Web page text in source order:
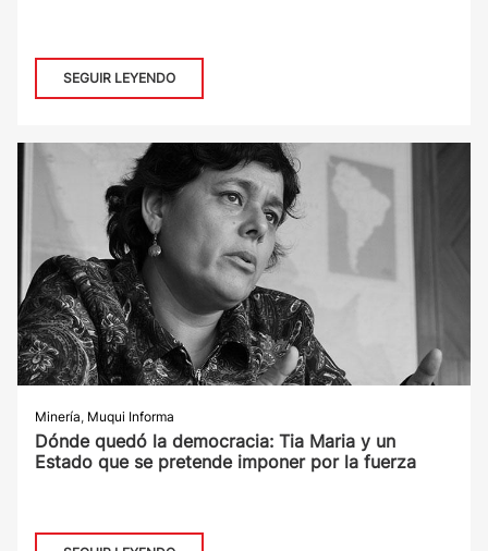
SEGUIR LEYENDO
Minería, Muqui Informa
Dónde quedó la democracia: Tia Maria y un
Estado que se pretende imponer por la fuerza